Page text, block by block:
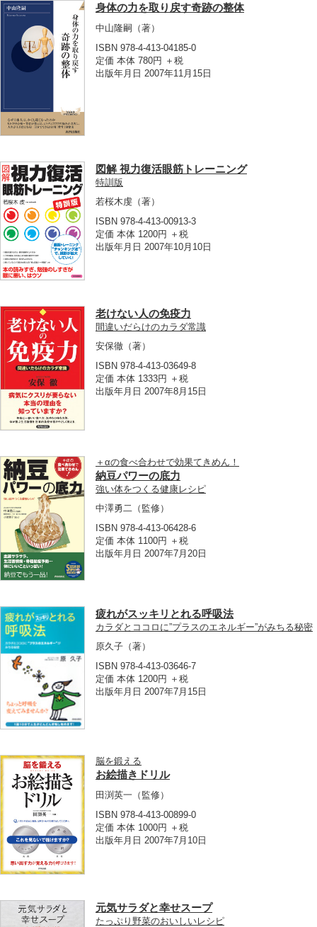
身体の力を取り戻す奇跡の整体
中山隆嗣
（著）
ISBN 978-4-413-04185-0
定価 本体 780円 ＋税
出版年月日 2007年11月15日
図解 視力復活眼筋トレーニング
特訓版
若桜木虔 （著）
ISBN 978-4-413-00913-3
定価 本体 1200円 ＋税
出版年月日 2007年10月10日
老けない人の免疫力
間違いだらけのカラダ常識
安保徹 （著）
ISBN 978-4-413-03649-8
定価 本体 1333円 ＋税
出版年月日 2007年8月15日
＋αの食べ合わせで効果てきめん！
納豆パワーの底力
強い体をつくる健康レシピ
中澤勇二
（監修）
ISBN 978-4-413-06428-6
定価 本体 1100円 ＋税
出版年月日 2007年7月20日
疲れがスッキリとれる呼吸法
カラダとココロに”プラスのエネルギー”がみちる秘密
原久子 （著）
ISBN 978-4-413-03646-7
定価 本体 1200円 ＋税
出版年月日 2007年7月15日
脳を鍛える
お絵描きドリル
田渕英一 （監修）
ISBN 978-4-413-00899-0
定価 本体 1000円 ＋税
出版年月日 2007年7月10日
元気サラダと幸せスープ
たっぷり野菜のおいしいレシピ